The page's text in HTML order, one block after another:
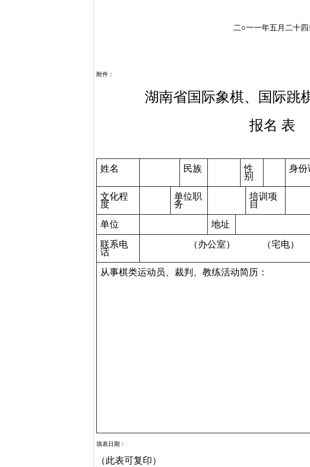
二○一一年五月二十四
附件：
湖南省国际象棋、国际跳
报名 表
姓名 民族 性
别
身份
文化程
度
单位职
务
培训项
目
单位
地址
联系电
话
（办公室） （宅电）
从事棋类运动员、裁判、教练活动简历：
填表日期：
（此表可复印）